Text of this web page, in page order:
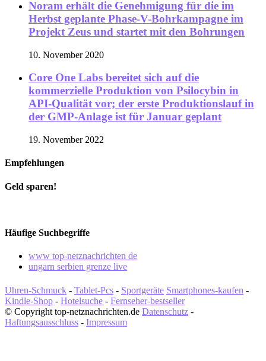
Noram erhält die Genehmigung für die im
Herbst geplante Phase-V-Bohrkampagne im
Projekt Zeus und startet mit den Bohrungen
10. November 2020
Core One Labs bereitet sich auf die
kommerzielle Produktion von Psilocybin in
API-Qualität vor; der erste Produktionslauf in
der GMP-Anlage ist für Januar geplant
19. November 2022
Empfehlungen
Geld sparen!
Häufige Suchbegriffe
www top-netznachrichten de
ungarn serbien grenze live
Uhren-Schmuck - Tablet-Pcs - Sportgeräte Smartphones-kaufen -
Kindle-Shop - Hotelsuche - Fernseher-bestseller
© Copyright top-netznachrichten.de Datenschutz -
Haftungsausschluss - Impressum